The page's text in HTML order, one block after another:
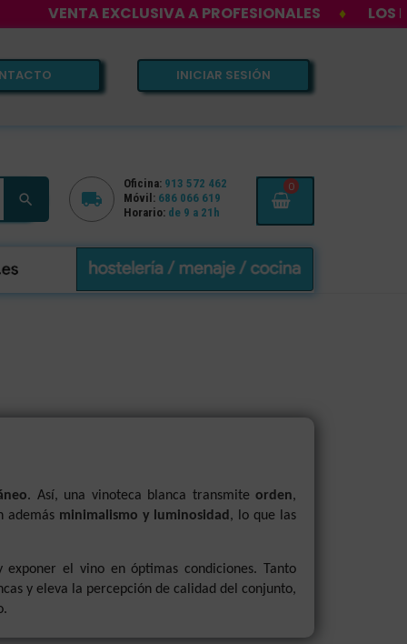
EXCLUSIVA A PROFESIONALES ♦ LOS MEJORES
INICIAR SESIÓN
 
Oficina: 913 572 462
Móvil: 686 066 619
Horario: de 9 a 21h
0
. Así, una vinoteca blanca transmite orden,
además minimalismo y luminosidad , lo que las
el vino en óptimas condiciones. Tanto
y eleva la percepción de calidad del conjunto,